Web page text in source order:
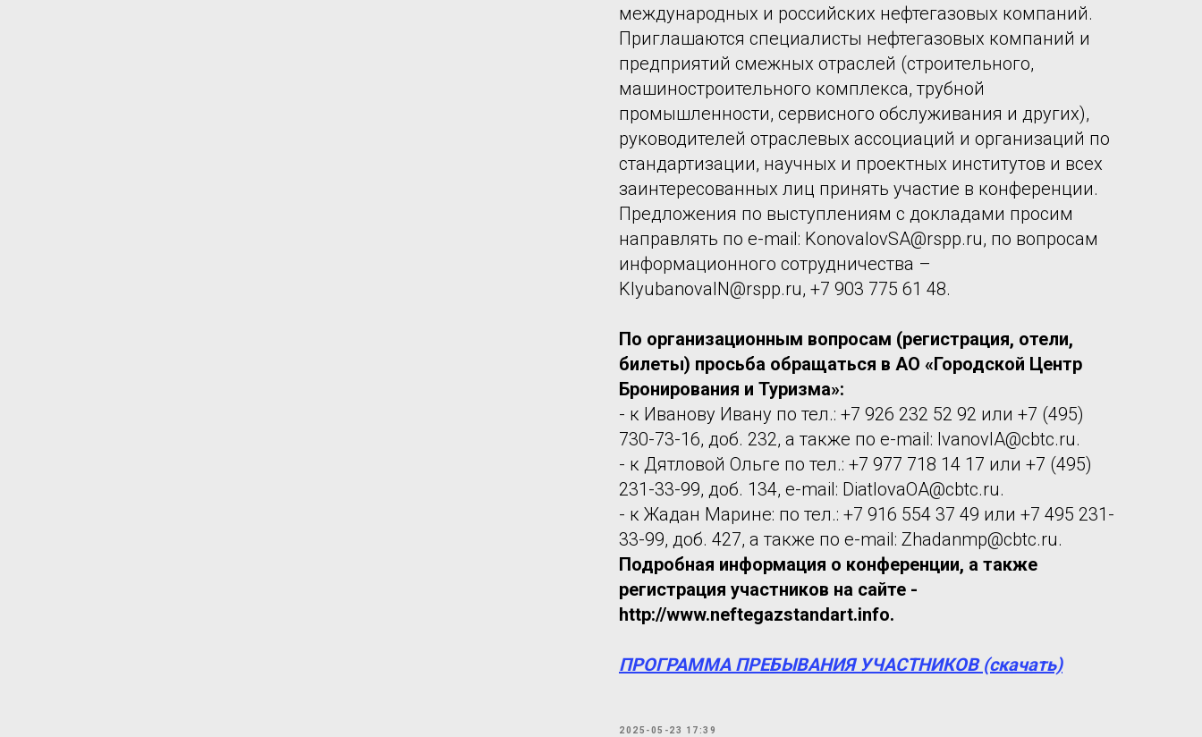
международных и российских нефтегазовых компаний.
Приглашаются специалисты нефтегазовых компаний и
предприятий смежных отраслей (строительного,
машиностроительного комплекса, трубной
промышленности, сервисного обслуживания и других),
руководителей отраслевых ассоциаций и организаций по
стандартизации, научных и проектных институтов и всех
заинтересованных лиц принять участие в конференции.
Предложения по выступлениям с докладами просим
направлять по e-mail: KonovalovSA@rspp.ru, по вопросам
информационного сотрудничества –
KlyubanovaIN@rspp.ru, +7 903 775 61 48.
По организационным вопросам (регистрация, отели,
билеты) просьба обращаться в АО «Городской Центр
Бронирования и Туризма»:
- к Иванову Ивану по тел.: +7 926 232 52 92 или +7 (495)
730-73-16, доб. 232, а также по e-mail: IvanovIA@cbtc.ru.
- к Дятловой Ольге по тел.: +7 977 718 14 17 или +7 (495)
231-33-99, доб. 134, e-mail: DiatlovaOA@cbtc.ru.
- к Жадан Марине: по тел.: +7 916 554 37 49 или +7 495 231-
33-99, доб. 427, а также по e-mail: Zhadanmp@cbtc.ru.
Подробная информация о конференции, а также
регистрация участников на сайте -
http://www.neftegazstandart.info.
ПРОГРАММА ПРЕБЫВАНИЯ УЧАСТНИКОВ (скачать)
2025-05-23 17:39